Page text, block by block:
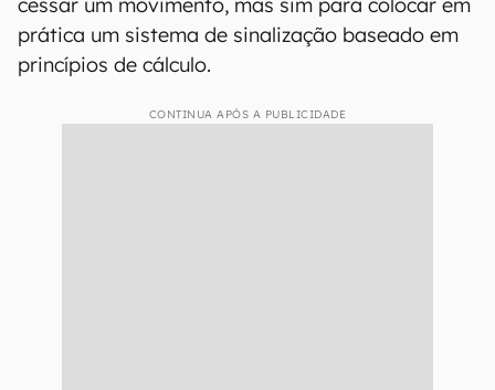
prática um sistema de sinalização baseado em
princípios de cálculo.
CONTINUA APÓS A PUBLICIDADE